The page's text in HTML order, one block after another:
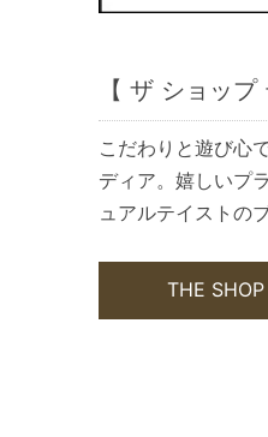
【 ザ ショップ
こだわりと遊び心
ディア。嬉しいプ
ュアルテイストの
THE